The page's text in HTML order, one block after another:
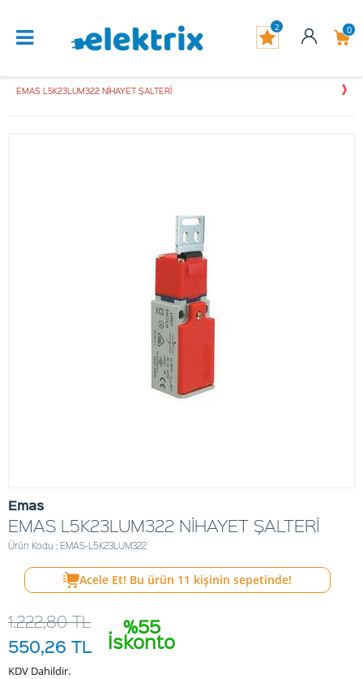
0
2
EMAS L5K23LUM322 NİHAYET ŞALTERİ
Emas
EMAS L5K23LUM322 NİHAYET ŞALTERİ
Ürün Kodu : EMAS-L5K23LUM322
Acele Et! Bu ürün 11 kişinin sepetinde!
%55
İskonto
1.222,80TL
550,26 TL
KDV Dahildir.